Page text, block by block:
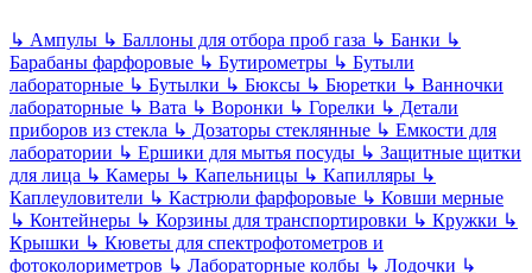
↳ Ампулы ↳ Баллоны для отбора проб газа ↳ Банки ↳
Барабаны фарфоровые ↳ Бутирометры ↳ Бутыли
лабораторные ↳ Бутылки ↳ Бюксы ↳ Бюретки ↳ Ванночки
лабораторные ↳ Вата ↳ Воронки ↳ Горелки ↳ Детали
приборов из стекла ↳ Дозаторы стеклянные ↳ Емкости для
лаборатории ↳ Ершики для мытья посуды ↳ Защитные щитки
для лица ↳ Камеры ↳ Капельницы ↳ Капилляры ↳
Каплеуловители ↳ Кастрюли фарфоровые ↳ Ковши мерные
↳ Контейнеры ↳ Корзины для транспортировки ↳ Кружки ↳
Крышки ↳ Кюветы для спектрофотометров и
фотоколориметров ↳ Лабораторные колбы ↳ Лодочки ↳